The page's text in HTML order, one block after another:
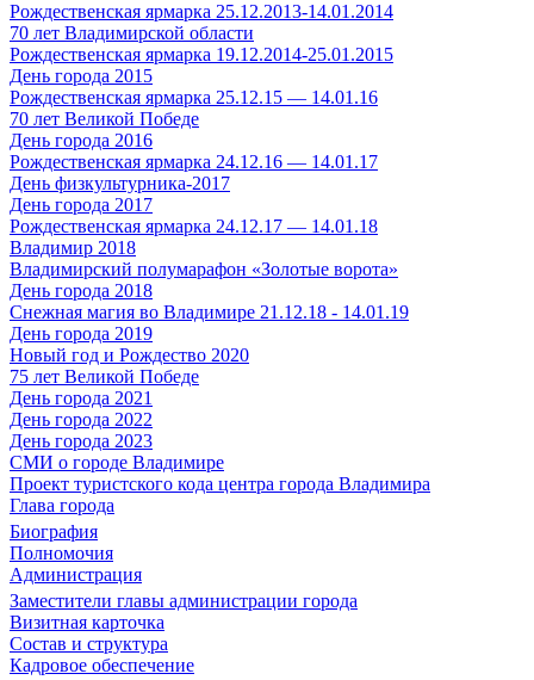
Рождественская ярмарка 25.12.2013-14.01.2014
70 лет Владимирской области
Рождественская ярмарка 19.12.2014-25.01.2015
День города 2015
Рождественская ярмарка 25.12.15 — 14.01.16
70 лет Великой Победе
День города 2016
Рождественская ярмарка 24.12.16 — 14.01.17
День физкультурника-2017
День города 2017
Рождественская ярмарка 24.12.17 — 14.01.18
Владимир 2018
Владимирский полумарафон «Золотые ворота»
День города 2018
Снежная магия во Владимире 21.12.18 - 14.01.19
День города 2019
Новый год и Рождество 2020
75 лет Великой Победе
День города 2021
День города 2022
День города 2023
СМИ о городе Владимире
Проект туристского кода центра города Владимира
Глава города
Биография
Полномочия
Администрация
Заместители главы администрации города
Визитная карточка
Состав и структура
Кадровое обеспечение